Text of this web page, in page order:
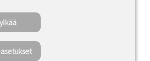
©2022 · Valaisin Grönlund
– All Rights Reserved